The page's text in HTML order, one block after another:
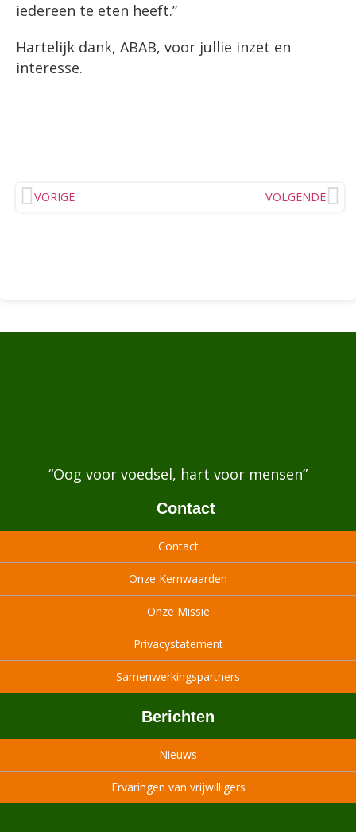
iedereen te eten heeft.”
Hartelijk dank, ABAB, voor jullie inzet en
interesse.
VORIGE VOLGENDE
“Oog voor voedsel, hart voor mensen”
Contact
Contact
Onze Kernwaarden
Onze Missie
Privacystatement
Samenwerkingspartners
Berichten
Nieuws
Ervaringen van vrijwilligers